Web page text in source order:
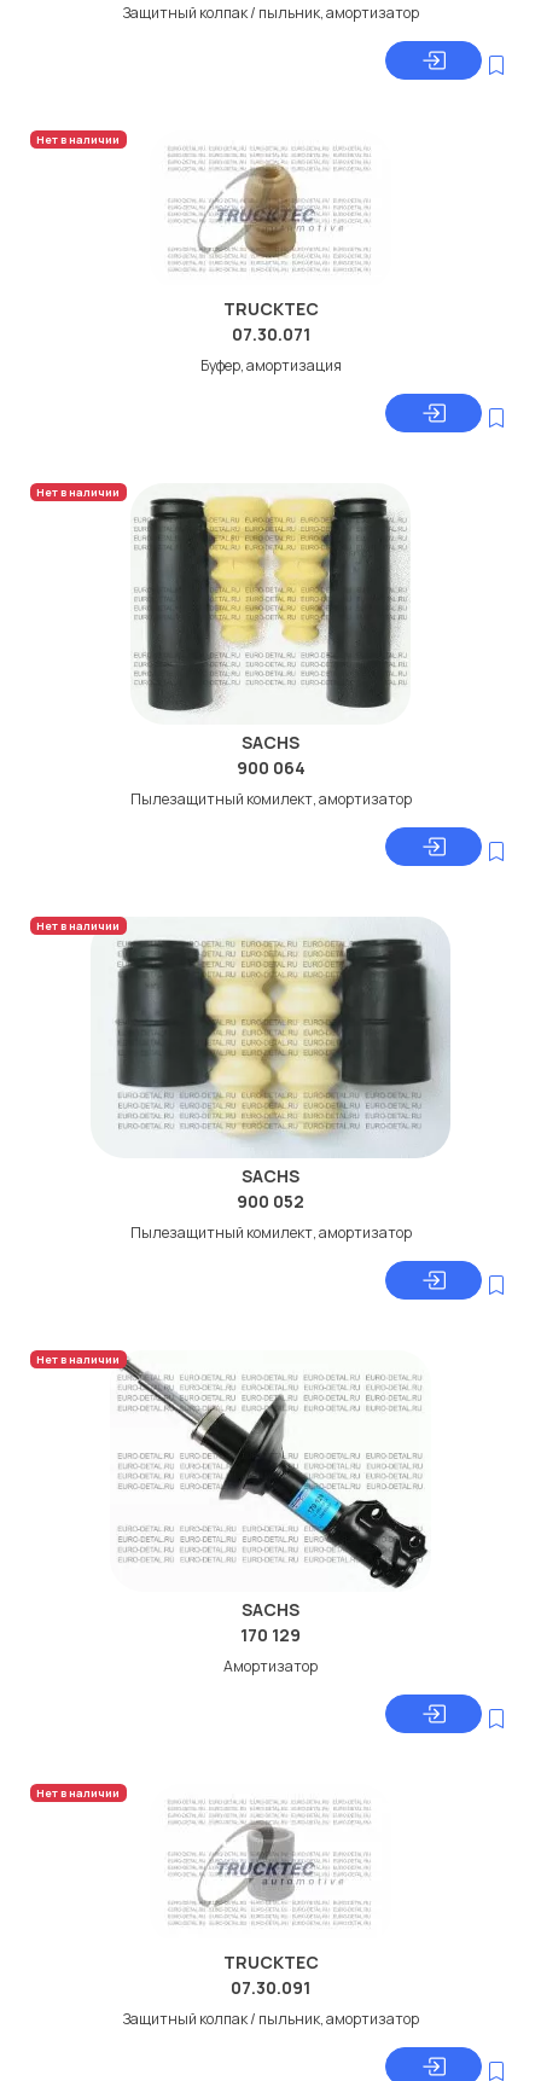
Защитный колпак / пыльник, амортизатор
Нет в наличии
TRUCKTEC
07.30.071
Буфер, амортизация
Нет в наличии
SACHS
900 064
Пылезащитный комилект, амортизатор
Нет в наличии
SACHS
900 052
Пылезащитный комилект, амортизатор
Нет в наличии
SACHS
170 129
Амортизатор
Нет в наличии
TRUCKTEC
07.30.091
Защитный колпак / пыльник, амортизатор